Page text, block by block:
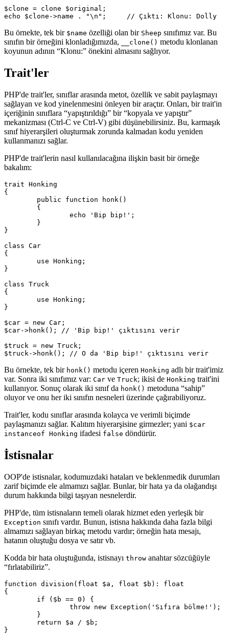
$clone = clone $original;
Bu örnekte, tek bir $name özelliği olan bir Sheep sınıfımız var. Bu
sınıfın bir örneğini klonladığımızda,
__clone() metodu klonlanan
koyunun adının “Klonu:” önekini almasını sağlıyor.
Trait'ler
PHP'de trait'ler, sınıflar arasında metot, özellik ve sabit paylaşmayı
sağlayan ve kod yinelenmesini önleyen bir araçtır. Onları, bir trait'in
içeriğinin sınıflara “yapıştırıldığı” bir “kopyala ve yapıştır”
mekanizması (Ctrl-C ve Ctrl-V) gibi düşünebilirsiniz. Bu, karmaşık
sınıf hiyerarşileri oluşturmak zorunda kalmadan kodu yeniden
kullanmanızı sağlar.
PHP'de trait'lerin nasıl kullanılacağına ilişkin basit bir örneğe
bakalım:
trait Honking
{
}
class Car
{
}
class Truck
{
}
$car = new Car;
$car->honk(); // 'Bip bip!' çıktısını verir
$truck = new Truck;
Bu örnekte, tek bir honk() metodu içeren Honking adlı bir trait'imiz
var. Sonra iki sınıfımız var: Car ve Truck; ikisi de Honking trait'ini
kullanıyor. Sonuç olarak iki sınıf da honk() metoduna “sahip”
oluyor ve onu her iki sınıfın nesneleri üzerinde çağırabiliyoruz.
Trait'ler, kodu sınıflar arasında kolayca ve verimli biçimde
paylaşmanızı sağlar. Kalıtım hiyerarşisine girmezler; yani $car
instanceof Honking ifadesi false döndürür.
İstisnalar
OOP'de istisnalar, kodumuzdaki hataları ve beklenmedik durumları
zarif biçimde ele almamızı sağlar. Bunlar, bir hata ya da olağandışı
durum hakkında bilgi taşıyan nesnelerdir.
PHP'de, tüm istisnaların temeli olarak hizmet eden yerleşik bir
Exception sınıfı vardır. Bunun, istisna hakkında daha fazla bilgi
almamızı sağlayan birkaç metodu vardır; örneğin hata mesajı,
hatanın oluştuğu dosya ve satır vb.
Kodda bir hata oluştuğunda, istisnayı throw anahtar sözcüğüyle
“fırlatabiliriz”.
function division(float $a, float $b): float
{